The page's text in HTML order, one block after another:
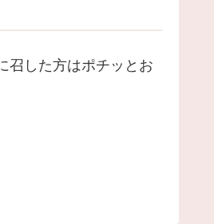
召した方はポチッとお